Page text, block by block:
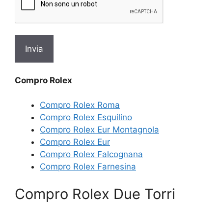
Compro Rolex
Compro Rolex Roma
Compro Rolex Esquilino
Compro Rolex Eur Montagnola
Compro Rolex Eur
Compro Rolex Falcognana
Compro Rolex Farnesina
Compro Rolex Due Torri